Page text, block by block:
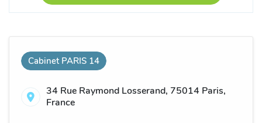
Cabinet PARIS 14
34 Rue Raymond Losserand, 75014 Paris,
France